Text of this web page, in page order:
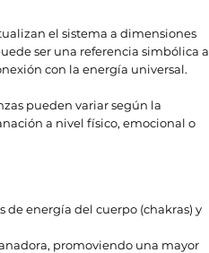
el sistema a dimensiones
ser una referencia simbólica a
con la energía universal.
pueden variar según la
a nivel físico, emocional o
energía del cuerpo (chakras) y
promoviendo una mayor